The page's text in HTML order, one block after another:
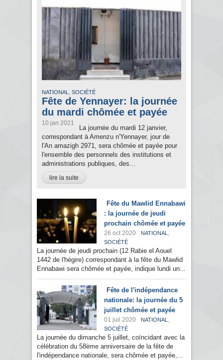
NATIONAL , SOCIÉTÉ
Fête de Yennayer: la journée
du mardi chômée et payée
10 jan 2021
La journée du mardi 12 janvier,
correspondant à Amenzu n'Yennayer, jour de
l'An amazigh 2971, sera chômée et payée pour
l'ensemble des personnels des institutions et
administrations publiques, des...
lire la suite
Fête du Mawlid Ennabawi
: la journée de jeudi
prochain chômée et payée
26 oct 2020 NATIONAL ,
SOCIÉTÉ
La journée de jeudi prochain (12 Rabie el Aouel
1442 de l'hégire) correspondant à la fête du Mawlid
Ennabawi sera chômée et payée, indique lundi un...
Fête de l'indépendance
nationale: la journée du 5
juillet chômée et payée
01 juil 2020 NATIONAL ,
SOCIÉTÉ
La journée du dimanche 5 juillet, coïncidant avec la
célébration du 58ème anniversaire de la fête de
l'indépendance nationale, sera chômée et payée,...